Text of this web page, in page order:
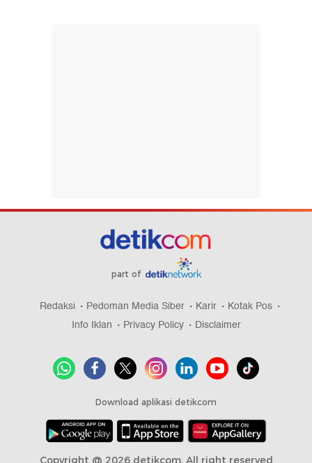
part of
Redaksi Pedoman Media Siber Karir
Kotak Pos
Info Iklan
Privacy Policy Disclaimer
Download aplikasi detikcom
Copyright @ 2026 detikcom, All right reserved